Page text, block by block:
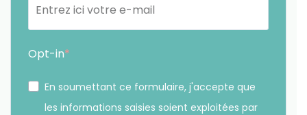
Opt-in
En soumettant ce formulaire, j'accepte que
les informations saisies soient exploitées par